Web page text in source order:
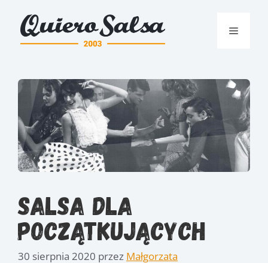
treści
Menu
Salsa dla
początkujących
30 sierpnia 2020 przez Małgorzata